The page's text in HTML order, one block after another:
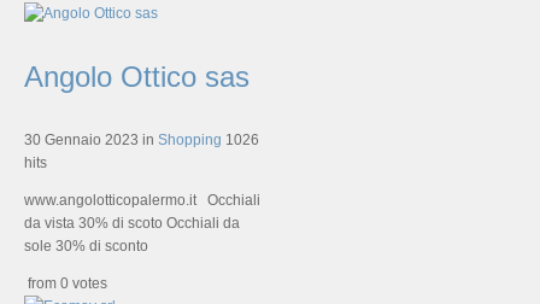
Angolo Ottico sas
30 Gennaio 2023 in Shopping 1026
hits
www.angolotticopalermo.it Occhiali
da vista 30% di scoto Occhiali da
sole 30% di sconto
from 0 votes